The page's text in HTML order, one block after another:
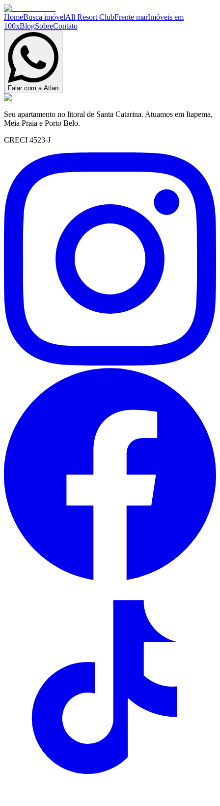
HomeBusca imóvelAll Resort ClubFrente marImóveis em
100xBlogSobreContato
Falar com a Atlan
Seu apartamento no litoral de Santa Catarina. Atuamos em Itapema,
Meia Praia e Porto Belo.
CRECI 4523-J